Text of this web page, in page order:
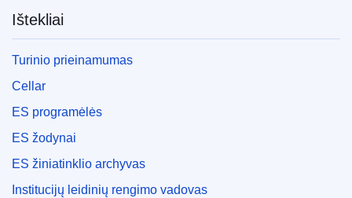
Ištekliai
Turinio prieinamumas
Cellar
ES programėlės
ES žodynai
ES žiniatinklio archyvas
Institucijų leidinių rengimo vadovas